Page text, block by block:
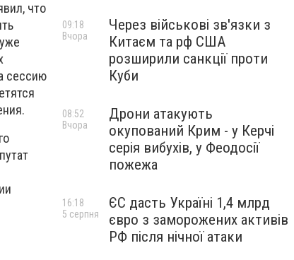
что
сессию
Через військові зв'язки з
Китаєм та рф США
розширили санкції проти
Куби
09:18
Вчора
Дрони атакують
окупований Крим - у Керчі
серія вибухів, у Феодосії
пожежа
08:52
Вчора
ЄС дасть Україні 1,4 млрд
євро з заморожених активів
РФ після нічної атаки
16:18
5 серпня